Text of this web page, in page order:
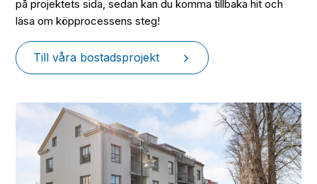
på projektets sida, sedan kan du komma tillbaka hit och
läsa om köpprocessens steg!
Till våra bostadsprojekt